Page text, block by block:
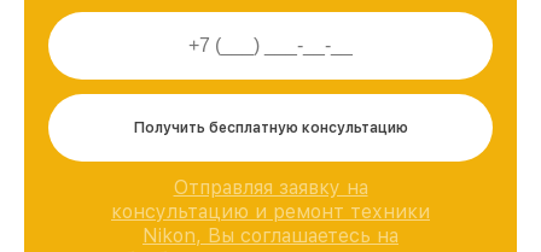
Получить бесплатную консультацию
Отправляя заявку на
консультацию и ремонт техники
Nikon, Вы соглашаетесь на